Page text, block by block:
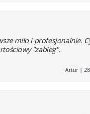
miło i profesjonalnie.
"zabieg".
Artur|